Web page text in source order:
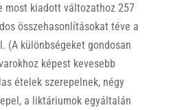
most kiadott változathoz 257
összehasonlításokat téve a
(A különbségeket gondosan
képest kevesebb
ételek szerepelnek, négy
a liktáriumok egyáltalán